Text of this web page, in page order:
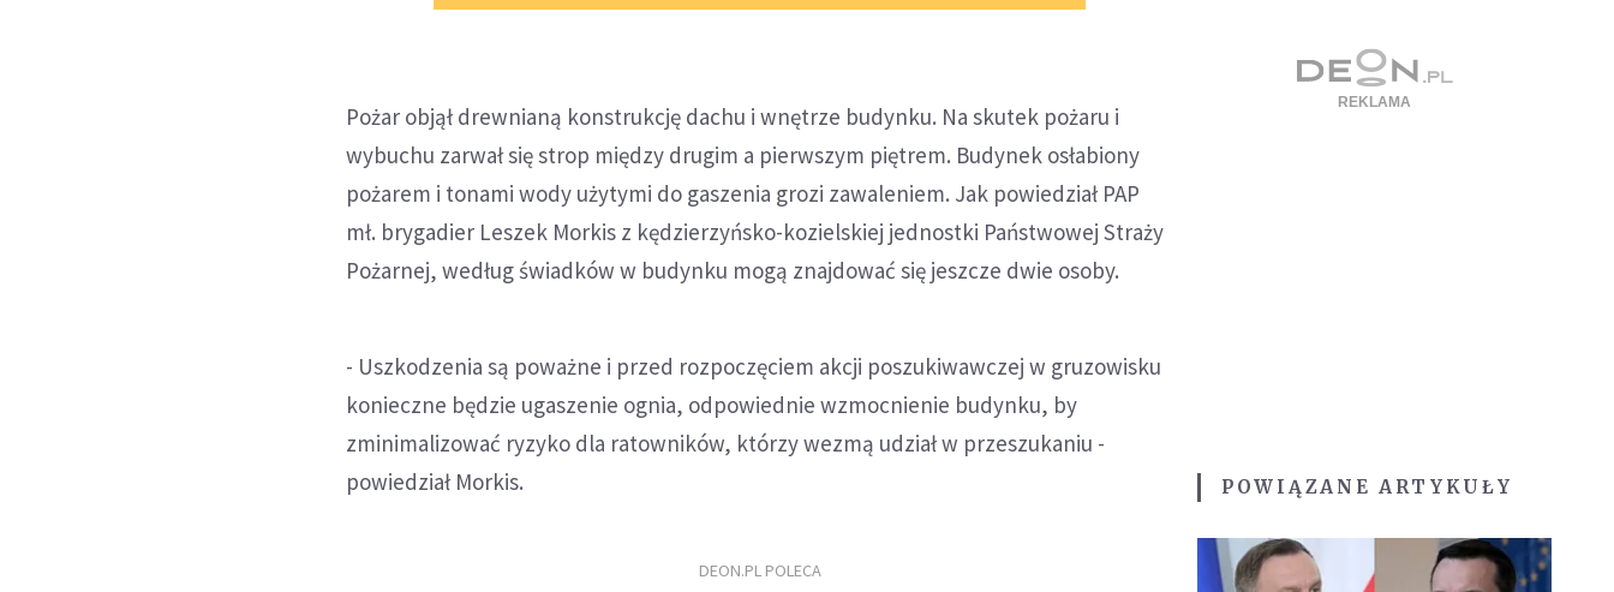
Pożar objął drewnianą konstrukcję dachu i wnętrze budynku. Na skutek pożaru i
wybuchu zarwał się strop między drugim a pierwszym piętrem. Budynek osłabiony
pożarem i tonami wody użytymi do gaszenia grozi zawaleniem. Jak powiedział PAP
mł. brygadier Leszek Morkis z kędzierzyńsko-kozielskiej jednostki Państwowej Straży
Pożarnej, według świadków w budynku mogą znajdować się jeszcze dwie osoby.
- Uszkodzenia są poważne i przed rozpoczęciem akcji poszukiwawczej w gruzowisku
konieczne będzie ugaszenie ognia, odpowiednie wzmocnienie budynku, by
zminimalizować ryzyko dla ratowników, którzy wezmą udział w przeszukaniu -
powiedział Morkis.
DEON.PL POLECA
POWIĄZANE ARTYKUŁY